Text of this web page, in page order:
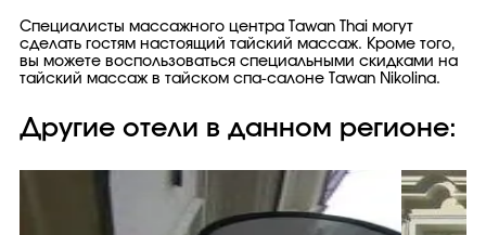
Специалисты массажного центра Tawan Thai могут
сделать гостям настоящий тайский массаж. Кроме того,
вы можете воспользоваться специальными скидками на
тайский массаж в тайском спа-салоне Tawan Nikolina.
Другие отели в данном регионе: